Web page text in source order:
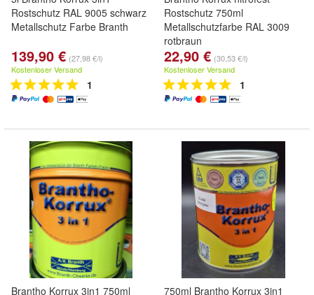
Rostschutz RAL 9005 schwarz
Metallschutz Farbe Branth
139,90 € (27,98 €/l)
Kostenloser Versand
1
Rostschutz 750ml
Metallschutzfarbe RAL 3009
rotbraun
22,90 € (30,53 €/l)
Kostenloser Versand
1
Brantho Korrux 3in1 750ml
750ml Brantho Korrux 3in1